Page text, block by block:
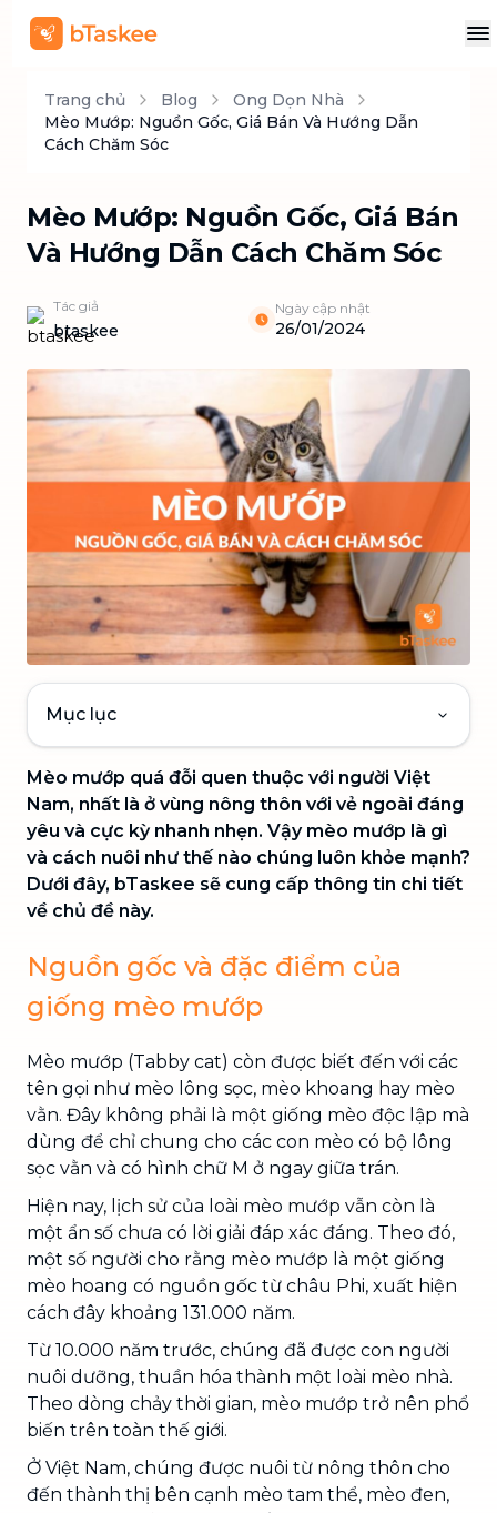
Trang chủ Blog
Ong Dọn Nhà
Mèo Mướp: Nguồn Gốc, Giá Bán Và Hướng Dẫn
Cách Chăm Sóc
Mèo Mướp: Nguồn Gốc, Giá Bán
Và Hướng Dẫn Cách Chăm Sóc
Tác giả
btaskee
Ngày cập nhật
26/01/2024
Mục lục
Mèo mướp quá đỗi quen thuộc với người Việt
Nam, nhất là ở vùng nông thôn với vẻ ngoài đáng
yêu và cực kỳ nhanh nhẹn. Vậy mèo mướp là gì
và cách nuôi như thế nào chúng luôn khỏe mạnh?
Dưới đây, bTaskee sẽ cung cấp thông tin chi tiết
về chủ đề này.
Nguồn gốc và đặc điểm của
giống mèo mướp
Mèo mướp (Tabby cat) còn được biết đến với các
tên gọi như mèo lông sọc, mèo khoang hay mèo
vằn. Đây không phải là một giống mèo độc lập mà
dùng để chỉ chung cho các con mèo có bộ lông
sọc vằn và có hình chữ M ở ngay giữa trán.
Hiện nay, lịch sử của loài mèo mướp vẫn còn là
một ẩn số chưa có lời giải đáp xác đáng. Theo đó,
một số người cho rằng mèo mướp là một giống
mèo hoang có nguồn gốc từ châu Phi, xuất hiện
cách đây khoảng 131.000 năm.
Từ 10.000 năm trước, chúng đã được con người
nuôi dưỡng, thuần hóa thành một loài mèo nhà.
Theo dòng chảy thời gian, mèo mướp trở nên phổ
biến trên toàn thế giới.
Ở Việt Nam, chúng được nuôi từ nông thôn cho
đến thành thị bên cạnh mèo tam thể, mèo đen,